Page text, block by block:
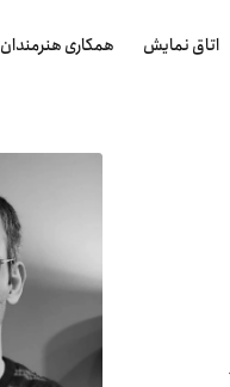
اتاق نمایش همکاری هنرمندان